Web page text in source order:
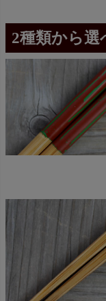
2種類から選